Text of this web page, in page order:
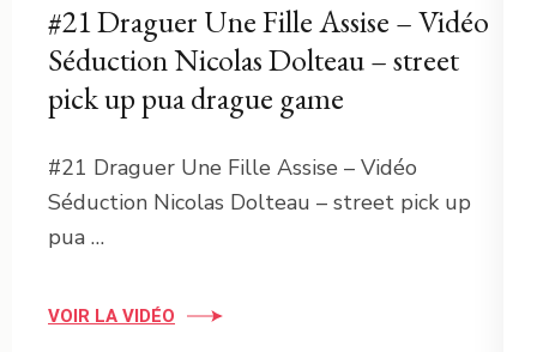
#21 Draguer Une Fille Assise – Vidéo
Séduction Nicolas Dolteau – street
pick up pua drague game
#21 Draguer Une Fille Assise – Vidéo
Séduction Nicolas Dolteau – street pick up
pua …
VOIR LA VIDÉO